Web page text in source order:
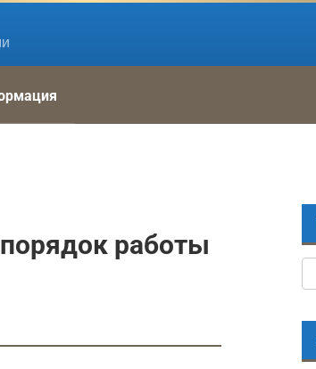
работы